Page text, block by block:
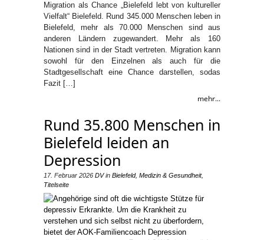
Migration als Chance „Bielefeld lebt von kultureller
Vielfalt“ Bielefeld. Rund 345.000 Menschen leben in
Bielefeld, mehr als 70.000 Menschen sind aus
anderen Ländern zugewandert. Mehr als 160
Nationen sind in der Stadt vertreten. Migration kann
sowohl für den Einzelnen als auch für die
Stadtgesellschaft eine Chance darstellen, sodas
Fazit […]
mehr...
Rund 35.800 Menschen in
Bielefeld leiden an
Depression
17. Februar 2026 DVin Bielefeld, Medizin & Gesundheit,
Titelseite